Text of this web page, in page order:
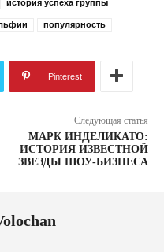
история успеха группы
популярность
Pinterest
Следующая статья
МАРК ИНДЕЛИКАТО:
ИСТОРИЯ ИЗВЕСТНОЙ
ЗВЕЗДЫ ШОУ-БИЗНЕСА